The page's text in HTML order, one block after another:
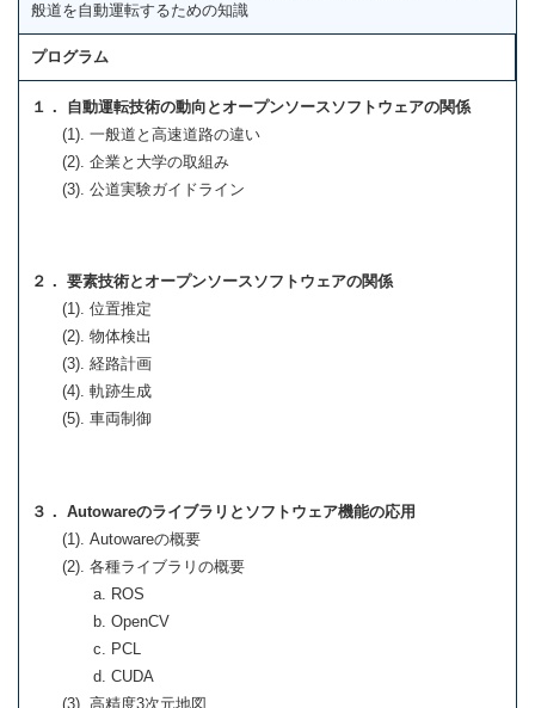
般道を自動運転するための知識
プログラム
１． 自動運転技術の動向とオープンソースソフトウェアの関係
(1). 一般道と高速道路の違い
(2). 企業と大学の取組み
(3). 公道実験ガイドライン
２． 要素技術とオープンソースソフトウェアの関係
(1). 位置推定
(2). 物体検出
(3). 経路計画
(4). 軌跡生成
(5). 車両制御
３． Autowareのライブラリとソフトウェア機能の応用
(1). Autowareの概要
(2). 各種ライブラリの概要
a. ROS
b. OpenCV
c. PCL
d. CUDA
(3). 高精度3次元地図